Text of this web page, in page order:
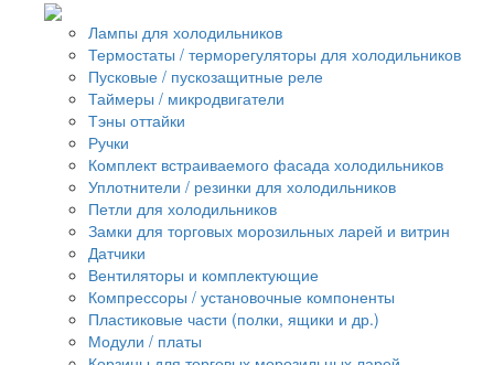
Лампы для холодильников
Термостаты / терморегуляторы для холодильников
Пусковые / пускозащитные реле
Таймеры / микродвигатели
Тэны оттайки
Ручки
Комплект встраиваемого фасада холодильников
Уплотнители / резинки для холодильников
Петли для холодильников
Замки для торговых морозильных ларей и витрин
Датчики
Вентиляторы и комплектующие
Компрессоры / установочные компоненты
Пластиковые части (полки, ящики и др.)
Модули / платы